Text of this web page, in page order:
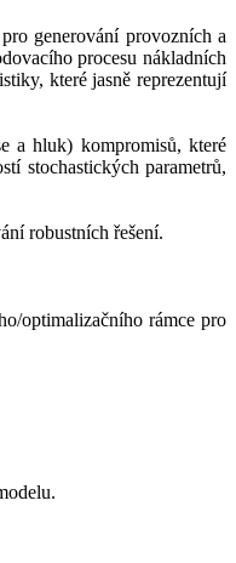
generování provozních a
procesu nákladních
které jasně reprezentují
a hluk) kompromisů, které
stochastických parametrů,
robustních řešení.
optimalizačního rámce pro